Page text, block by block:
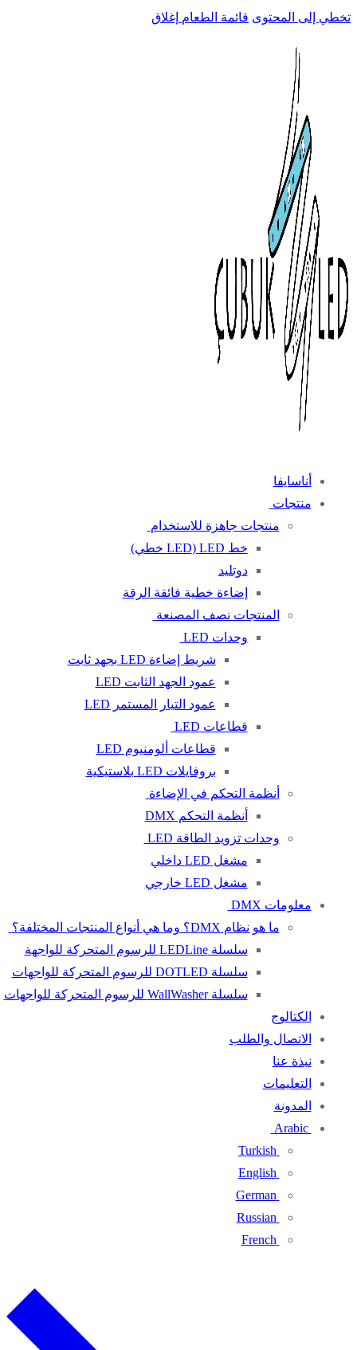
تخطي إلى المحتوى قائمة الطعام إغلاق
أناسايفا
منتجات
منتجات جاهزة للاستخدام
خط LED (LED خطي)
دوتليد
إضاءة خطية فائقة الرقة
المنتجات نصف المصنعة
وحدات LED
شريط إضاءة LED بجهد ثابت
عمود الجهد الثابت LED
عمود التيار المستمر LED
قطاعات LED
قطاعات ألومنيوم LED
بروفايلات LED بلاستيكية
أنظمة التحكم في الإضاءة
أنظمة التحكم DMX
وحدات تزويد الطاقة LED
مشغل LED داخلي
مشغل LED خارجي
معلومات DMX
ما هو نظام DMX؟ وما هي أنواع المنتجات المختلفة؟
سلسلة LEDLine للرسوم المتحركة للواجهة
سلسلة DOTLED للرسوم المتحركة للواجهات
سلسلة WallWasher للرسوم المتحركة للواجهات
الكتالوج
الاتصال والطلب
نبذة عنا
التعليمات
المدونة
Arabic
Turkish
English
German
Russian
French